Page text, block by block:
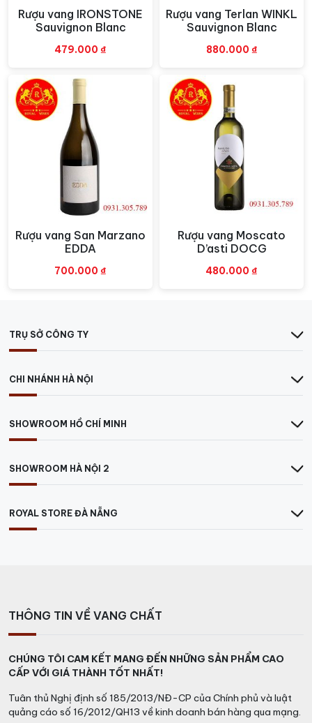
Xem nhanh
Rượu vang IRONSTONE
Sauvignon Blanc
479.000 ₫
Xem nhanh
Rượu vang Terlan WINKL
Sauvignon Blanc
880.000 ₫
Xem nhanh
Rượu vang San Marzano
EDDA
700.000 ₫
Xem nhanh
Rượu vang Moscato
D’asti DOCG
480.000 ₫
TRỤ SỞ CÔNG TY
CHI NHÁNH HÀ NỘI
SHOWROOM HỒ CHÍ MINH
SHOWROOM HÀ NỘI 2
ROYAL STORE ĐÀ NẴNG
THÔNG TIN VỀ VANG CHẤT
CHÚNG TÔI CAM KẾT MANG ĐẾN NHỮNG SẢN PHẨM CAO
CẤP VỚI GIÁ THÀNH TỐT NHẤT!
Tuân thủ Nghị định số 185/2013/NĐ-CP của Chính phủ và luật
quảng cáo số 16/2012/QH13 về kinh doanh bán hàng qua mạng.